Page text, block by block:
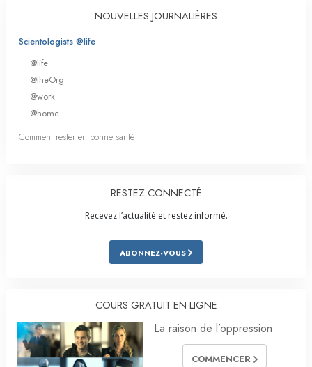
NOUVELLES JOURNALIÈRES
Scientologists @life
@life
@theOrg
@work
@home
Comment rester en bonne santé
RESTEZ CONNECTÉ
Recevez l’actualité et restez informé.
ABONNEZ-VOUS
COURS GRATUIT EN LIGNE
La raison de l’oppression
COMMENCER